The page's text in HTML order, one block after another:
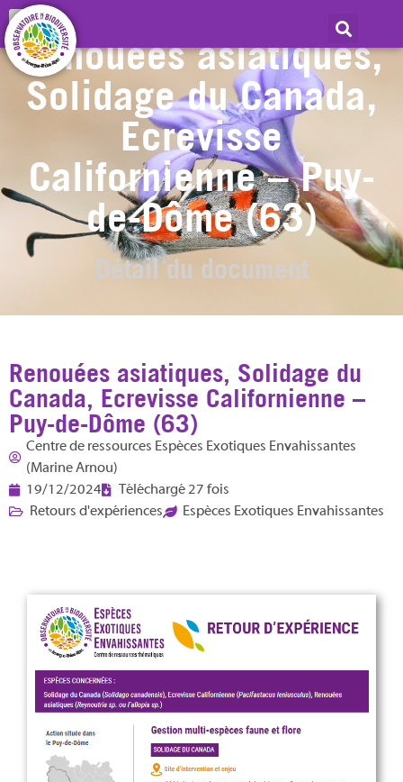
Renouées asiatiques,
Solidage du Canada,
Ecrevisse
Californienne – Puy-
de-Dôme (63)
Détail du document
Renouées asiatiques, Solidage du
Canada, Ecrevisse Californienne –
Puy-de-Dôme (63)
Centre de ressources Espèces Exotiques Envahissantes
(Marine Arnou)
19/12/2024
Téléchargé 27 fois
Retours d'expériences
Espèces Exotiques Envahissantes